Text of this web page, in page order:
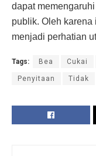
dapat
publik. Oleh
menjadi perhatian
Tags: Bea Cukai
Penyitaan Tidak